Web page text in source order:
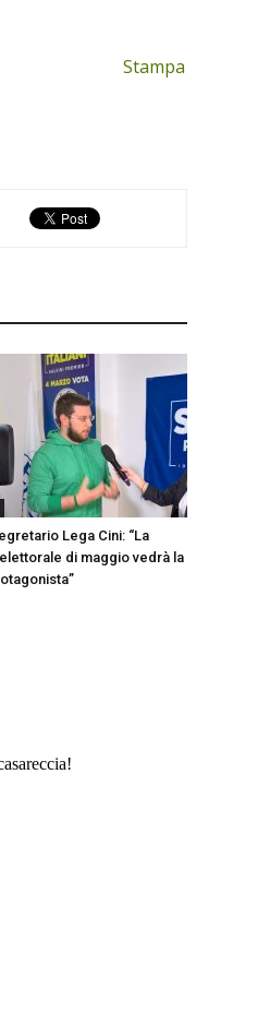
Stampa
Lega Cini: “La
di maggio vedrà la